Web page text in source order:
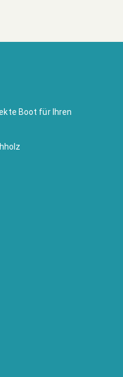
Boot für Ihren